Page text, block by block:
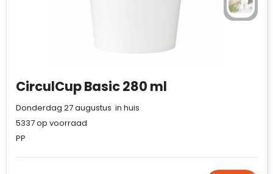
CirculCup Basic 280 ml
Donderdag 27 augustus in huis
5337op voorraad
PP